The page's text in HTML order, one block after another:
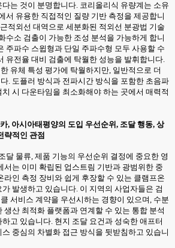
는 것이 분명합니다. 코리올리식 유량계는 소유
서 유용한 직접적인 질량 기반 측정을 제공합니
적외선 대역으로 세분화된 적외선 분광법 기술
수소 검출이 가능한 조성 분석을 가능하게 합니
주파수 스윕형과 단일 주파수형 모두 사용할 수
유전율 대비 검출에 탁월한 성능을 발휘합니다.
유체 특성 평가에 탁월하지만, 일반적으로 더
. 도플러 방식과 전파시간 방식을 포함한 초음파
시 다운타임을 최소화해야 하는 곳에서 매력적
, 아시아태평양의 도입 우선순위, 조달 행동, 상
략적인 관점
달 물류, 제품 기능의 우선순위 결정에 중요한 영
서는 이미 확립된 업스트림 기반과 광범위한 중
라인 측정 장비와 쉽게 후장할 수 있는 클램프온
발생하고 있습니다. 이 지역의 사업자들은 검
서비스 계약을 우선시하는 경향이 있으며, 수분
생산 최적화 플랫폼과 연계할 수 있는 통합 분석
고 있습니다. 현지 조달 요건과 성숙한 애프터
중심의 차별화 접근 방식을 뒷받침하고 있습니